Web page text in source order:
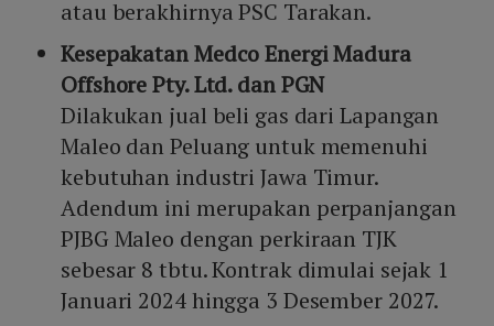
atau berakhirnya PSC Tarakan.
Kesepakatan Medco Energi Madura
Offshore Pty. Ltd. dan PGN
Dilakukan jual beli gas dari Lapangan
Maleo dan Peluang untuk memenuhi
kebutuhan industri Jawa Timur.
Adendum ini merupakan perpanjangan
PJBG Maleo dengan perkiraan TJK
sebesar 8 tbtu. Kontrak dimulai sejak 1
Januari 2024 hingga 3 Desember 2027.